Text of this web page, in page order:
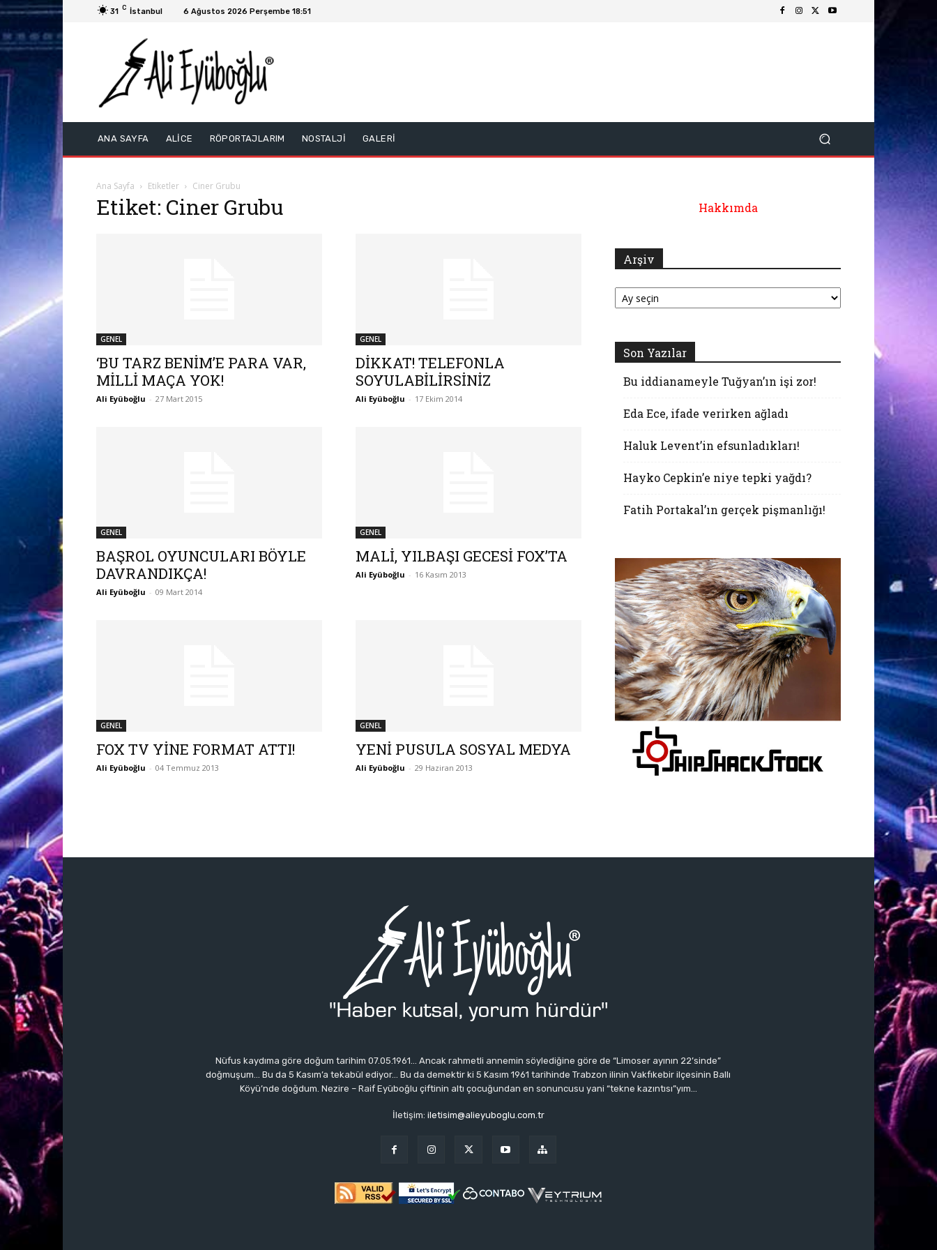
31 C İstanbul 6 Ağustos 2026 Perşembe 18:51
ANA SAYFA ALİCE RÖPORTAJLARIM NOSTALJİ GALERİ
Ana Sayfa Etiketler Ciner Grubu
Etiket: Ciner Grubu
GENEL
‘BU TARZ BENİM’E PARA VAR,
MİLLİ MAÇA YOK!
Ali Eyüboğlu - 27 Mart 2015
GENEL
DİKKAT! TELEFONLA
SOYULABİLİRSİNİZ
Ali Eyüboğlu - 17 Ekim 2014
GENEL
BAŞROL OYUNCULARI BÖYLE
DAVRANDIKÇA!
Ali Eyüboğlu - 09 Mart 2014
GENEL
MALİ, YILBAŞI GECESİ FOX’TA
Ali Eyüboğlu - 16 Kasım 2013
GENEL
FOX TV YİNE FORMAT ATTI!
Ali Eyüboğlu - 04 Temmuz 2013
GENEL
YENİ PUSULA SOSYAL MEDYA
Ali Eyüboğlu - 29 Haziran 2013
Hakkımda
Arşiv
Arşiv
Son Yazılar
Bu iddianameyle Tuğyan’ın işi zor!
Eda Ece, ifade verirken ağladı
Haluk Levent’in efsunladıkları!
Hayko Cepkin’e niye tepki yağdı?
Fatih Portakal’ın gerçek pişmanlığı!
Nüfus kaydıma göre doğum tarihim 07.05.1961… Ancak rahmetli annemin söylediğine göre de “Limoser ayının 22’sinde”
doğmuşum… Bu da 5 Kasım’a tekabül ediyor… Bu da demektir ki 5 Kasım 1961 tarihinde Trabzon ilinin Vakfıkebir ilçesinin Ballı
Köyü’nde doğdum. Nezire – Raif Eyüboğlu çiftinin altı çocuğundan en sonuncusu yani “tekne kazıntısı”yım…
İletişim: iletisim@alieyuboglu.com.tr